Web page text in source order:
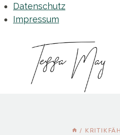
Datenschutz
Impressum
springen
/